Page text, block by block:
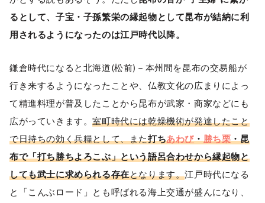
るとして、子宝・子孫繁栄の縁起物として昆布が結納に利
用されるようになったのは江戸時代以降。
鎌倉時代になると北海道(松前)－本州間を昆布の交易船が
行き来するようになったことや、仏教文化の広まりによっ
て精進料理が普及したことから昆布が武家・商家などにも
広がっていきます。室町時代には乾燥機術が発達したこと
で日持ちの効く兵糧として、また打ちあわび・勝ち栗・昆
布で「打ち勝ちよろこぶ」という語呂合わせから縁起物と
しても武士に求められる存在となります。江戸時代になる
と「こんぶロード」とも呼ばれる海上交通が盛んになり、